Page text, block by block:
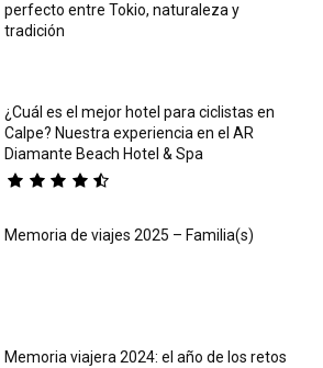
perfecto entre Tokio, naturaleza y
tradición
¿Cuál es el mejor hotel para ciclistas en
Calpe? Nuestra experiencia en el AR
Diamante Beach Hotel & Spa
Memoria de viajes 2025 – Familia(s)
Memoria viajera 2024: el año de los retos